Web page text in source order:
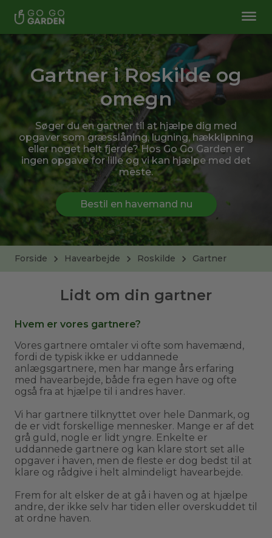
Gartner i Roskilde og
omegn
Søger du en gartner til at hjælpe dig med
opgaver som græsslåning, lugning, hækklipning
eller noget helt fjerde? Hos Go Go Garden er
ingen opgave for lille og vi kan hjælpe med det
meste.
Bestil en havemand nu
Forside Havearbejde Roskilde Gartner
Lidt om din gartner
Hvem er vores gartnere?
Vores gartnere omtaler vi ofte som havemænd,
fordi de typisk ikke er uddannede
anlægsgartnere, men har mange års erfaring
med havearbejde, både fra egen have og ofte
også fra at hjælpe til i andres haver.
Vi har gartnere tilknyttet over hele Danmark, og
de er vidt forskellige mennesker. Mange er af det
grå guld, nogle er lidt yngre. Enkelte er
uddannede gartnere og kan klare stort set alle
opgaver i haven, men de fleste er dog bedst til at
klare og rådgive i helt almindeligt havearbejde.
Frem for alt elsker de at gå i haven og at hjælpe
andre, der ikke selv har tiden eller overskuddet til
at ordne haven.